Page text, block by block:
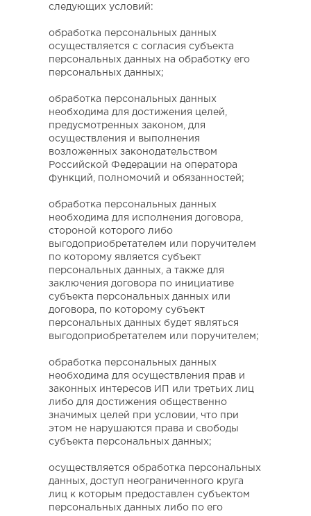
следующих условий:
обработка персональных данных
осуществляется с согласия субъекта
персональных данных на обработку его
персональных данных;
обработка персональных данных
необходима для достижения целей,
предусмотренных законом, для
осуществления и выполнения
возложенных законодательством
Российской Федерации на оператора
функций, полномочий и обязанностей;
обработка персональных данных
необходима для исполнения договора,
стороной которого либо
выгодоприобретателем или поручителем
по которому является субъект
персональных данных, а также для
заключения договора по инициативе
субъекта персональных данных или
договора, по которому субъект
персональных данных будет являться
выгодоприобретателем или поручителем;
обработка персональных данных
необходима для осуществления прав и
законных интересов ИП или третьих лиц
либо для достижения общественно
значимых целей при условии, что при
этом не нарушаются права и свободы
субъекта персональных данных;
осуществляется обработка персональных
данных, доступ неограниченного круга
лиц к которым предоставлен субъектом
персональных данных либо по его